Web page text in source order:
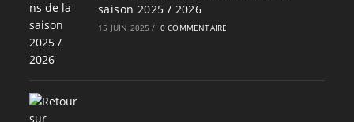
saison 2025 / 2026
15 JUIN 2025 / 0 COMMENTAIRE